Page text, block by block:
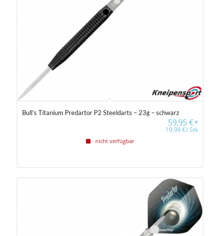
Bull’s Titanium Predartor P2 Steeldarts – 23g – schwarz
59,95€*
19,98€/Stk
- nicht verfügbar